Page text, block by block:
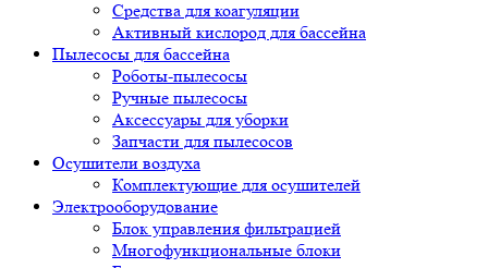
Средства для коагуляции
Активный кислород для бассейна
Пылесосы для бассейна
Роботы-пылесосы
Ручные пылесосы
Аксессуары для уборки
Запчасти для пылесосов
Осушители воздуха
Комплектующие для осушителей
Электрооборудование
Блок управления фильтрацией
Многофункциональные блоки